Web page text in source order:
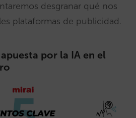
desgranar qué nos
plataformas de publicidad.
por la IA en el